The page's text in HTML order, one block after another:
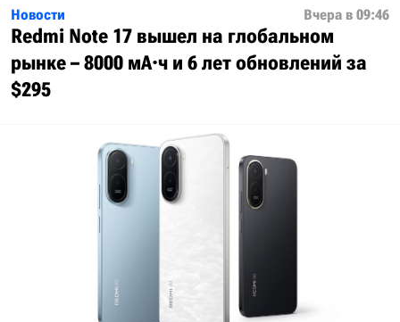
Новости Вчера в 09:46
Redmi Note 17 вышел на глобальном
рынке – 8000 мА·ч и 6 лет обновлений за
$295